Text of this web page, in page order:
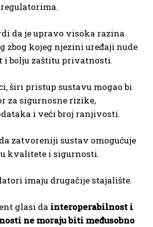
da je upravo visoka razina
zbog kojeg njezini uređaji nude
i bolju zaštitu privatnosti.
širi pristup sustavu mogao bi
za sigurnosne rizike,
i veći broj ranjivosti.
zatvoreniji sustav omogućuje
kvalitete i sigurnosti.
imaju drugačije stajalište.
glasi da interoperabilnost i
ne moraju biti međusobno